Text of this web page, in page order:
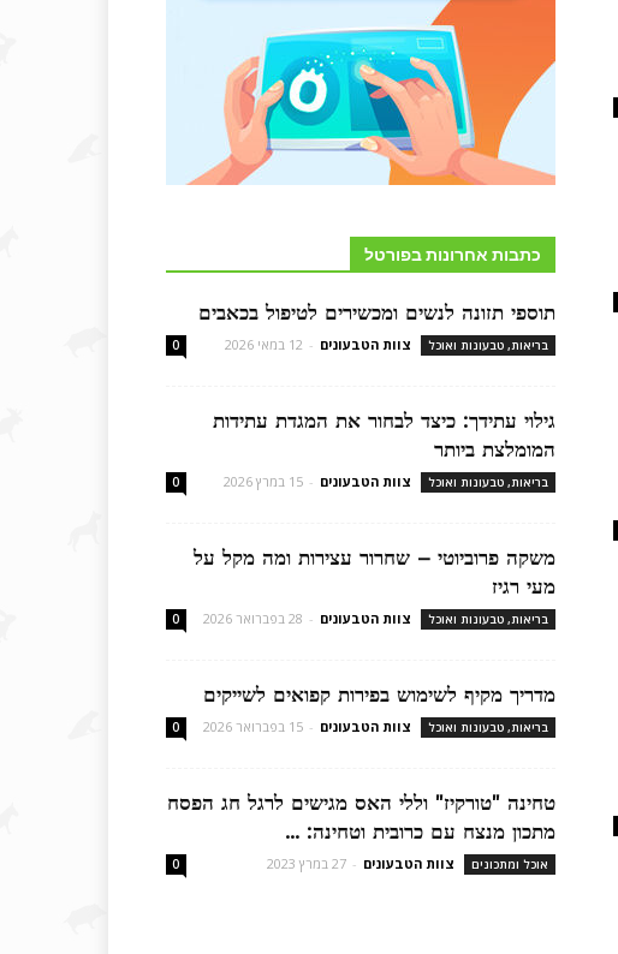
כתבות אחרונות בפורטל
תוספי תזונה לנשים ומכשירים לטיפול בכאבים
בריאות, טבעונות ואוכל צוות הטבעונים - 12 במאי 2026 0
גילוי עתידך: כיצד לבחור את המגדת עתידות
המומלצת ביותר
בריאות, טבעונות ואוכל צוות הטבעונים - 15 במרץ 2026 0
משקה פרוביוטי – שחרור עצירות ומה מקל על
מעי רגיז
בריאות, טבעונות ואוכל צוות הטבעונים - 28 בפברואר 2026 0
מדריך מקיף לשימוש בפירות קפואים לשייקים
בריאות, טבעונות ואוכל צוות הטבעונים - 15 בפברואר 2026 0
טחינה "טורקיז" וללי האס מגישים לרגל חג הפסח
מתכון מנצח עם כרובית וטחינה: ...
אוכל ומתכונים צוות הטבעונים - 27 במרץ 2023 0